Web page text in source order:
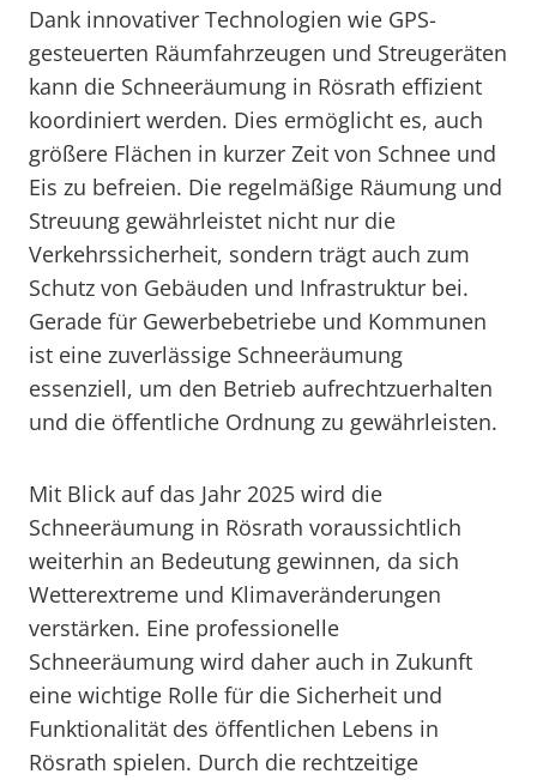
Dank innovativer Technologien wie GPS-
gesteuerten Räumfahrzeugen und Streugeräten
kann die Schneeräumung in Rösrath effizient
koordiniert werden. Dies ermöglicht es, auch
größere Flächen in kurzer Zeit von Schnee und
Eis zu befreien. Die regelmäßige Räumung und
Streuung gewährleistet nicht nur die
Verkehrssicherheit, sondern trägt auch zum
Schutz von Gebäuden und Infrastruktur bei.
Gerade für Gewerbebetriebe und Kommunen
ist eine zuverlässige Schneeräumung
essenziell, um den Betrieb aufrechtzuerhalten
und die öffentliche Ordnung zu gewährleisten.
Mit Blick auf das Jahr 2025 wird die
Schneeräumung in Rösrath voraussichtlich
weiterhin an Bedeutung gewinnen, da sich
Wetterextreme und Klimaveränderungen
verstärken. Eine professionelle
Schneeräumung wird daher auch in Zukunft
eine wichtige Rolle für die Sicherheit und
Funktionalität des öffentlichen Lebens in
Rösrath spielen. Durch die rechtzeitige